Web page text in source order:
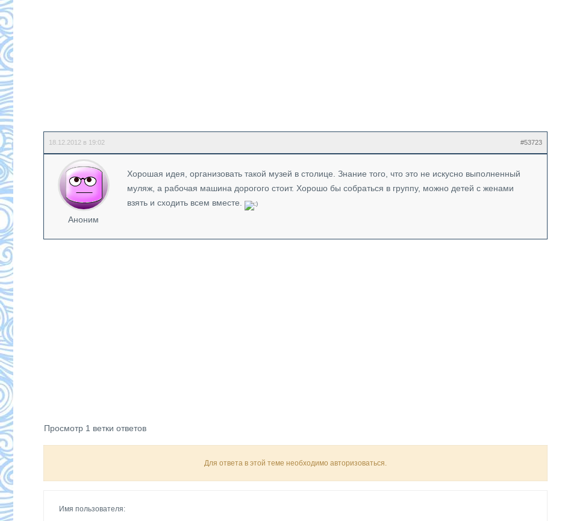
18.12.2012 в 19:02 #53723
Аноним
Хорошая идея, организовать такой музей в столице. Знание того, что это не искусно выполненный
муляж, а рабочая машина дорогого стоит. Хорошо бы собраться в группу, можно детей с женами
взять и сходить всем вместе.
Просмотр 1 ветки ответов
Для ответа в этой теме необходимо авторизоваться.
Имя пользователя: